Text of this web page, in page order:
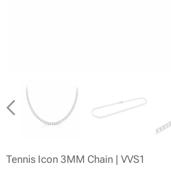
Tennis Icon 3MM Chain | VVS1